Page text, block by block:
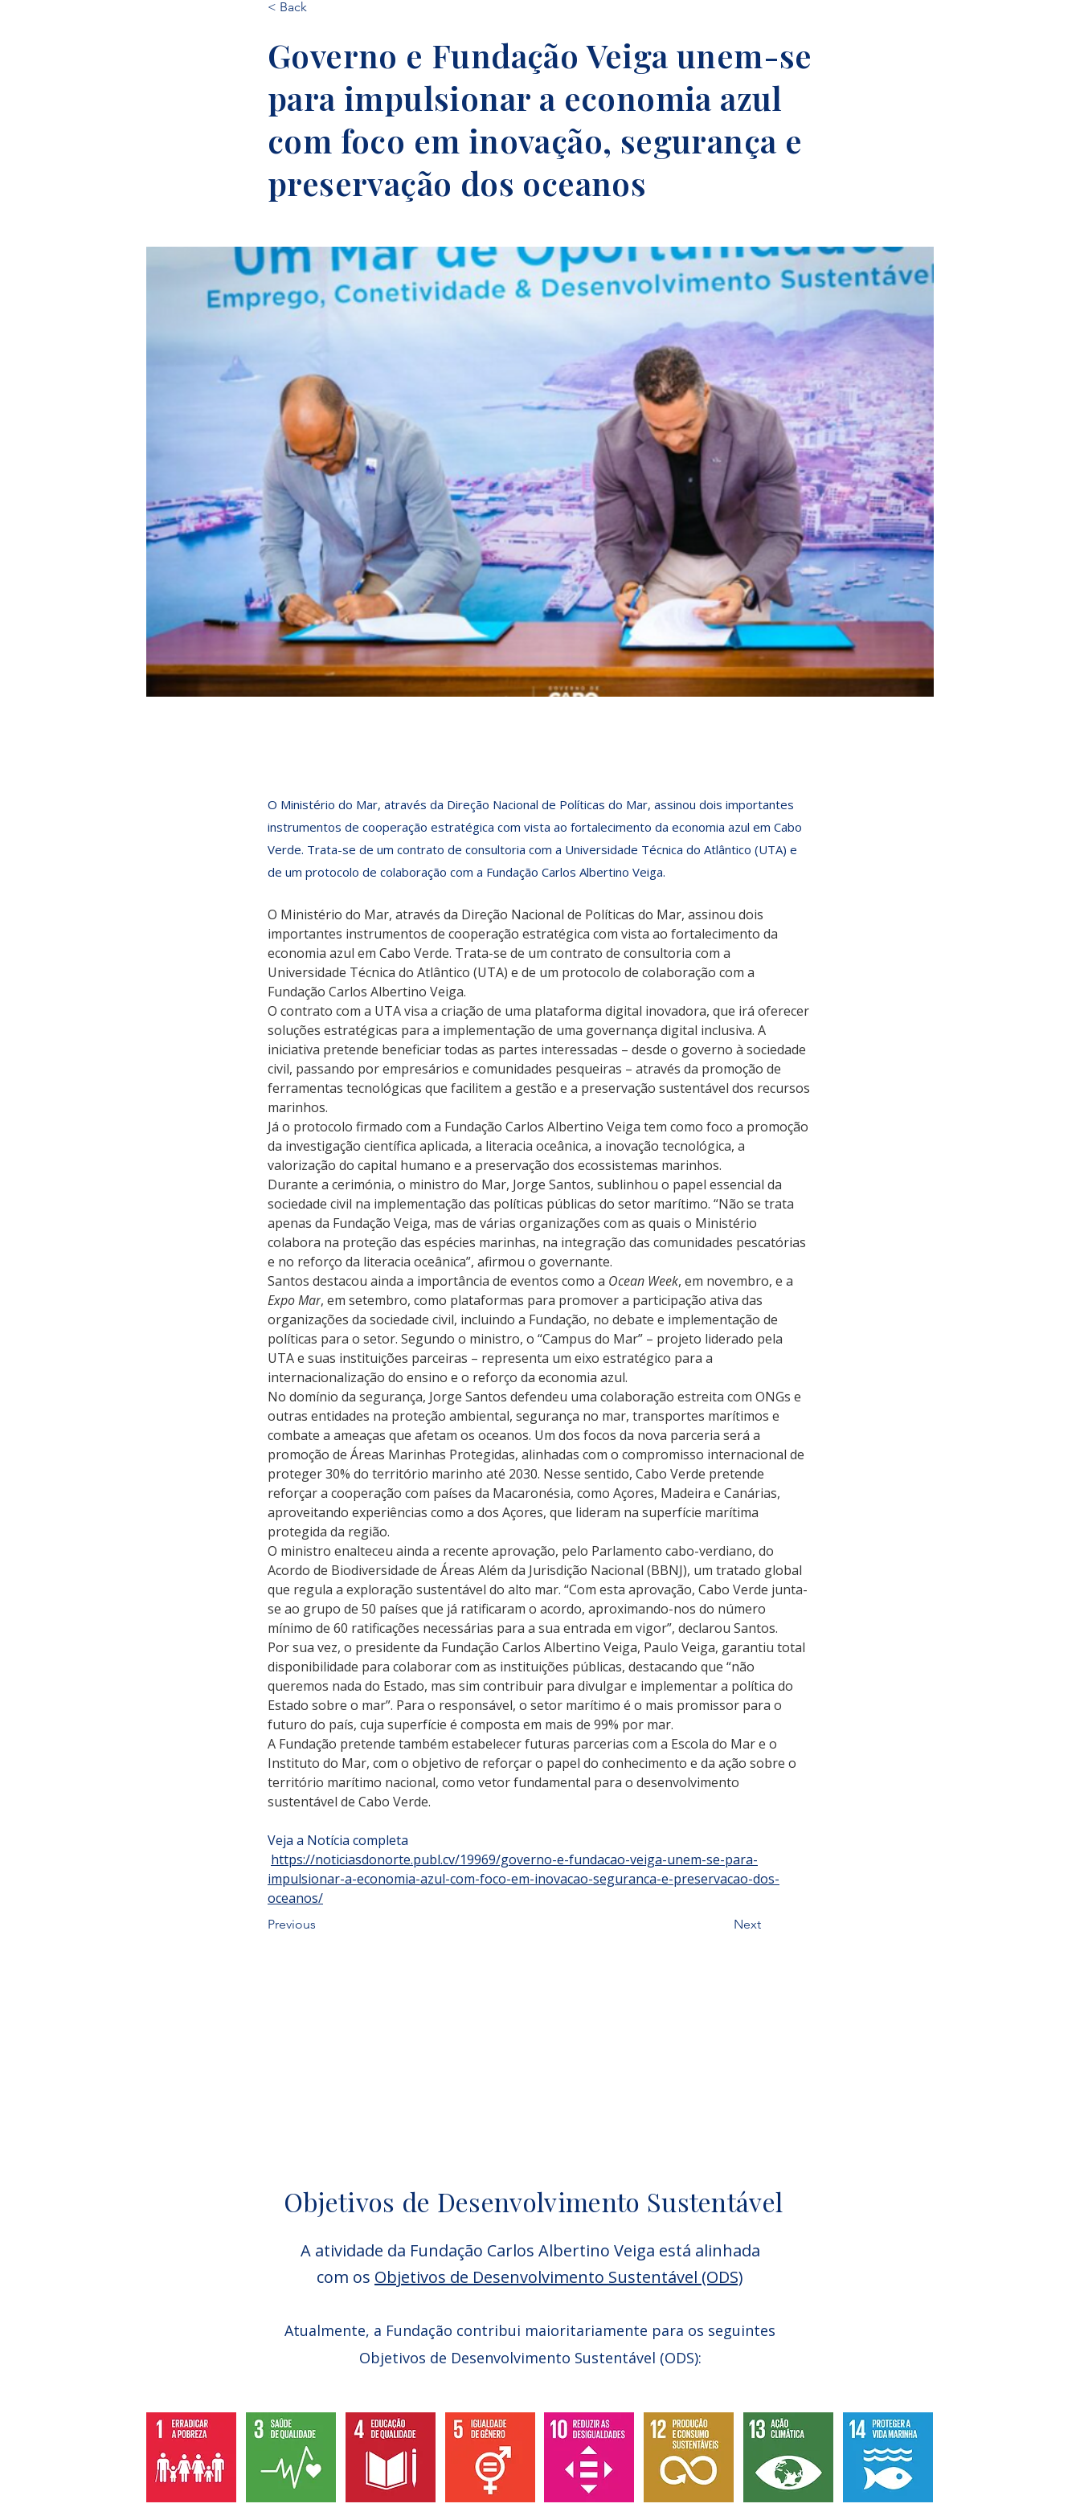
< Back
Governo e Fundação Veiga unem-se
para impulsionar a economia azul
com foco em inovação, segurança e
preservação dos oceanos
O Ministério do Mar, através da Direção Nacional de Políticas do Mar, assinou dois importantes
instrumentos de cooperação estratégica com vista ao fortalecimento da economia azul em Cabo
Verde. Trata-se de um contrato de consultoria com a Universidade Técnica do Atlântico (UTA) e
de um protocolo de colaboração com a Fundação Carlos Albertino Veiga.
O Ministério do Mar, através da Direção Nacional de Políticas do Mar, assinou dois
importantes instrumentos de cooperação estratégica com vista ao fortalecimento da
economia azul em Cabo Verde. Trata-se de um contrato de consultoria com a
Universidade Técnica do Atlântico (UTA) e de um protocolo de colaboração com a
Fundação Carlos Albertino Veiga.
O contrato com a UTA visa a criação de uma plataforma digital inovadora, que irá oferecer
soluções estratégicas para a implementação de uma governança digital inclusiva. A
iniciativa pretende beneficiar todas as partes interessadas – desde o governo à sociedade
civil, passando por empresários e comunidades pesqueiras – através da promoção de
ferramentas tecnológicas que facilitem a gestão e a preservação sustentável dos recursos
marinhos.
Já o protocolo firmado com a Fundação Carlos Albertino Veiga tem como foco a promoção
da investigação científica aplicada, a literacia oceânica, a inovação tecnológica, a
valorização do capital humano e a preservação dos ecossistemas marinhos.
Durante a cerimónia, o ministro do Mar, Jorge Santos, sublinhou o papel essencial da
sociedade civil na implementação das políticas públicas do setor marítimo. “Não se trata
apenas da Fundação Veiga, mas de várias organizações com as quais o Ministério
colabora na proteção das espécies marinhas, na integração das comunidades pescatórias
e no reforço da literacia oceânica”, afirmou o governante.
Santos destacou ainda a importância de eventos como a Ocean Week, em novembro, e a
Expo Mar, em setembro, como plataformas para promover a participação ativa das
organizações da sociedade civil, incluindo a Fundação, no debate e implementação de
políticas para o setor. Segundo o ministro, o “Campus do Mar” – projeto liderado pela
UTA e suas instituições parceiras – representa um eixo estratégico para a
internacionalização do ensino e o reforço da economia azul.
No domínio da segurança, Jorge Santos defendeu uma colaboração estreita com ONGs e
outras entidades na proteção ambiental, segurança no mar, transportes marítimos e
combate a ameaças que afetam os oceanos. Um dos focos da nova parceria será a
promoção de Áreas Marinhas Protegidas, alinhadas com o compromisso internacional de
proteger 30% do território marinho até 2030. Nesse sentido, Cabo Verde pretende
reforçar a cooperação com países da Macaronésia, como Açores, Madeira e Canárias,
aproveitando experiências como a dos Açores, que lideram na superfície marítima
protegida da região.
O ministro enalteceu ainda a recente aprovação, pelo Parlamento cabo-verdiano, do
Acordo de Biodiversidade de Áreas Além da Jurisdição Nacional (BBNJ), um tratado global
que regula a exploração sustentável do alto mar. “Com esta aprovação, Cabo Verde junta-
se ao grupo de 50 países que já ratificaram o acordo, aproximando-nos do número
mínimo de 60 ratificações necessárias para a sua entrada em vigor”, declarou Santos.
Por sua vez, o presidente da Fundação Carlos Albertino Veiga, Paulo Veiga, garantiu total
disponibilidade para colaborar com as instituições públicas, destacando que “não
queremos nada do Estado, mas sim contribuir para divulgar e implementar a política do
Estado sobre o mar”. Para o responsável, o setor marítimo é o mais promissor para o
futuro do país, cuja superfície é composta em mais de 99% por mar.
A Fundação pretende também estabelecer futuras parcerias com a Escola do Mar e o
Instituto do Mar, com o objetivo de reforçar o papel do conhecimento e da ação sobre o
território marítimo nacional, como vetor fundamental para o desenvolvimento
sustentável de Cabo Verde.
Veja a Notícia completa
https://noticiasdonorte.publ.cv/19969/governo-e-fundacao-veiga-unem-se-para-
impulsionar-a-economia-azul-com-foco-em-inovacao-seguranca-e-preservacao-dos-
oceanos/
Previous Next
Objetivos de Desenvolvimento Sustentável
A atividade da Fundação Carlos Albertino Veiga está alinhada
com os Objetivos de Desenvolvimento Sustentável (ODS)
Atualmente, a Fundação contribui maioritariamente para os seguintes
Objetivos de Desenvolvimento Sustentável (ODS):